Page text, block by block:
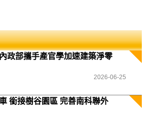
政部攜手產官學加速建築淨零
2026-06-25
銜接樹谷園區 完善南科聯外